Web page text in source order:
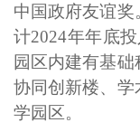
中国政府友谊
计2024年年底
园区内建有基础
协同创新楼、
学园区。